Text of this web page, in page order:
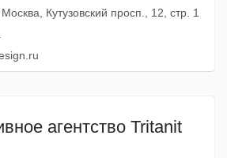
Кутузовский просп., 12, стр. 1
агентство Tritanit